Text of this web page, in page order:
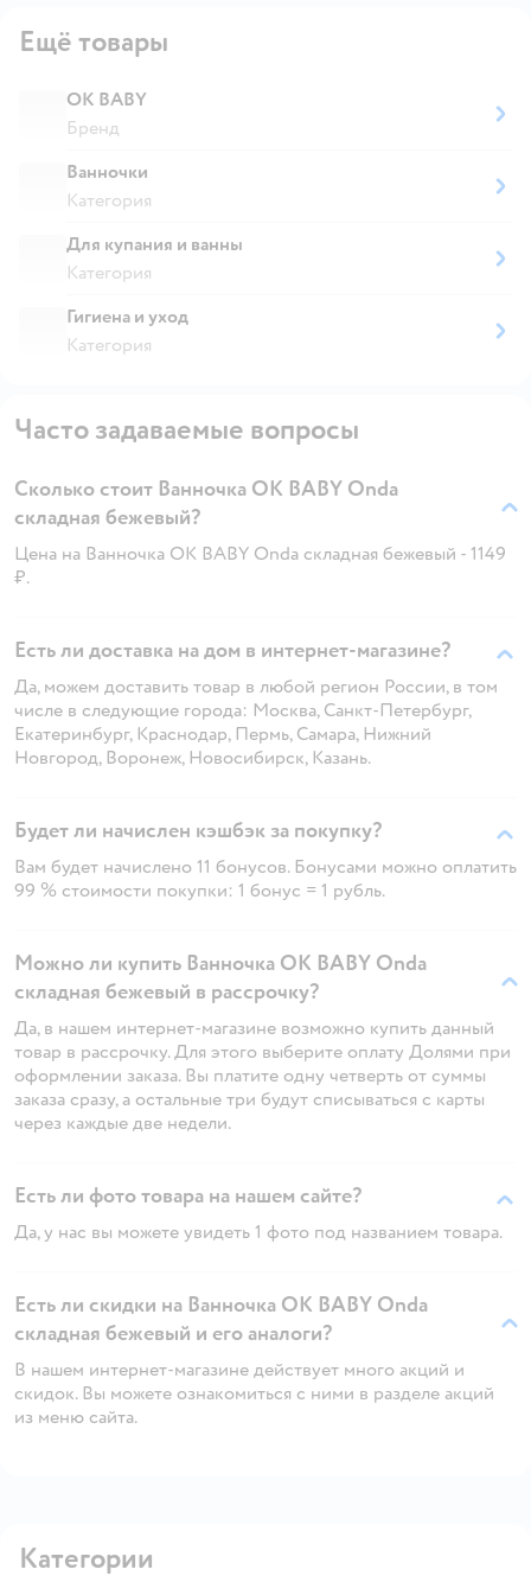
Ещё товары
OK BABY
Бренд
Ванночки
Категория
Для купания и ванны
Категория
Гигиена и уход
Категория
Часто задаваемые вопросы
Сколько стоит Ванночка OK BABY Onda
складная бежевый?
Цена на Ванночка OK BABY Onda складная бежевый - 1149
₽.
Есть ли доставка на дом в интернет-магазине?
Да, можем доставить товар в любой регион России, в том
числе в следующие города: Москва, Санкт-Петербург,
Екатеринбург, Краснодар, Пермь, Самара, Нижний
Новгород, Воронеж, Новосибирск, Казань.
Будет ли начислен кэшбэк за покупку?
Вам будет начислено 11 бонусов. Бонусами можно оплатить
99 % стоимости покупки: 1 бонус = 1 рубль.
Можно ли купить Ванночка OK BABY Onda
складная бежевый в рассрочку?
Да, в нашем интернет-магазине возможно купить данный
товар в рассрочку. Для этого выберите оплату Долями при
оформлении заказа. Вы платите одну четверть от суммы
заказа сразу, а остальные три будут списываться с карты
через каждые две недели.
Есть ли фото товара на нашем сайте?
Да, у нас вы можете увидеть 1 фото под названием товара.
Есть ли скидки на Ванночка OK BABY Onda
складная бежевый и его аналоги?
В нашем интернет-магазине действует много акций и
скидок. Вы можете ознакомиться с ними в разделе акций
из меню сайта.
Категории